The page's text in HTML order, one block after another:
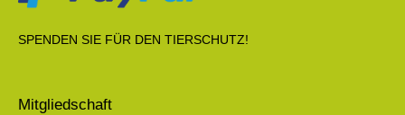
SPENDEN SIE FÜR DEN TIERSCHUTZ!
Mitgliedschaft